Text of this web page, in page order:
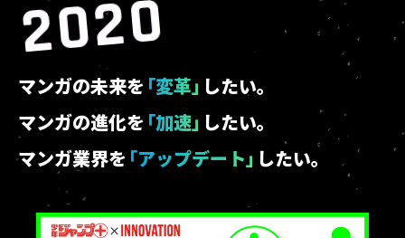
0
マンガの未来を「変革」 したい。
マンガの進化を「加速」 したい。
マンガ業界を「アップデート 」したい。